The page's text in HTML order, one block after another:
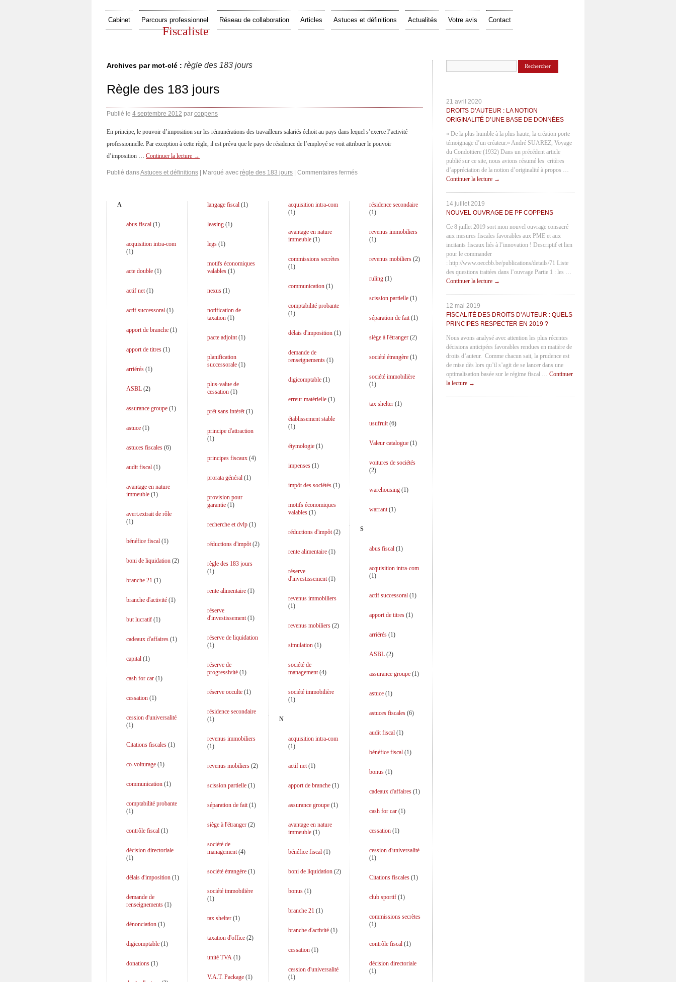
Fiscaliste
Cabinet Parcours professionnel Réseau de collaboration Articles Astuces et définitions Actualités Votre avis Contact
Archives par mot-clé : règle des 183 jours
Règle des 183 jours
Publié le 4 septembre 2012 par coppens
En principe, le pouvoir d’imposition sur les rémunérations des travailleurs salariés échoit au pays dans lequel s’exerce l’activité
professionnelle. Par exception à cette règle, il est prévu que le pays de résidence de l’employé se voit attribuer le pouvoir
d’imposition … Continuer la lecture →
Publié dansAstuces et définitions Marqué avec règle des 183 jours Commentaires fermés
A
abus fiscal (1)
acquisition intra-com
(1)
acte double (1)
actif net(1)
actif successoral (1)
apport de branche (1)
apport de titres (1)
arriérés (1)
ASBL (2)
assurance groupe (1)
astuce (1)
astuces fiscales (6)
audit fiscal (1)
avantage en nature
immeuble (1)
avert.extrait de rôle
(1)
bénéfice fiscal (1)
boni de liquidation (2)
branche 21 (1)
branche d'activité (1)
but lucratif (1)
cadeaux d'affaires (1)
capital (1)
cash for car (1)
cessation (1)
cession d'universalité
(1)
Citations fiscales (1)
co-voiturage (1)
communication (1)
comptabilité probante
(1)
contrôle fiscal (1)
décision directoriale
(1)
délais d'imposition (1)
demande de
renseignements (1)
dénonciation (1)
digicomptable (1)
donations (1)
langage fiscal(1)
leasing(1)
legs(1)
motifs économiques
valables(1)
nexus(1)
notification de
taxation(1)
pacte adjoint(1)
planification
successorale(1)
plus-value de
cessation(1)
prêt sans intérêt(1)
principe d'attraction
(1)
principes fiscaux(4)
prorata général(1)
provision pour
garantie(1)
recherche et dvlp(1)
réductions d'impôt(2)
règle des 183 jours
(1)
rente alimentaire(1)
réserve
d'investissement(1)
réserve de liquidation
(1)
réserve de
progressivité(1)
réserve occulte(1)
résidence secondaire
(1)
revenus immobiliers
(1)
revenus mobiliers(2)
scission partielle(1)
séparation de fait(1)
siège à l'étranger(2)
société de
management(4)
société étrangère(1)
société immobilière
(1)
tax shelter(1)
taxation d'office(2)
unité TVA(1)
V.A.T. Package(1)
acquisition intra-com
(1)
avantage en nature
immeuble(1)
commissions secrètes
(1)
communication(1)
comptabilité probante
(1)
délais d'imposition(1)
demande de
renseignements(1)
digicomptable(1)
erreur matérielle(1)
établissement stable
(1)
étymologie(1)
impenses(1)
impôt des sociétés(1)
motifs économiques
valables(1)
réductions d'impôt(2)
rente alimentaire(1)
réserve
d'investissement(1)
revenus immobiliers
(1)
revenus mobiliers(2)
simulation(1)
société de
management(4)
société immobilière
(1)
N
acquisition intra-com
(1)
actif net(1)
apport de branche(1)
assurance groupe(1)
avantage en nature
immeuble(1)
bénéfice fiscal(1)
boni de liquidation(2)
bonus(1)
branche 21 (1)
branche d'activité(1)
cessation(1)
cession d'universalité
(1)
résidence secondaire
(1)
revenus immobiliers
(1)
revenus mobiliers(2)
ruling(1)
scission partielle(1)
séparation de fait(1)
siège à l'étranger(2)
société étrangère(1)
société immobilière
(1)
tax shelter(1)
usufruit(6)
Valeur catalogue(1)
voitures de sociétés
(2)
warehousing(1)
warrant(1)
S
abus fiscal(1)
acquisition intra-com
(1)
actif successoral(1)
apport de titres(1)
arriérés(1)
ASBL(2)
assurance groupe(1)
astuce(1)
astuces fiscales(6)
audit fiscal(1)
bénéfice fiscal(1)
bonus(1)
cadeaux d'affaires(1)
cash for car(1)
cessation(1)
cession d'universalité
(1)
Citations fiscales(1)
club sportif(1)
commissions secrètes
(1)
contrôle fiscal(1)
décision directoriale
(1)
21 avril 2020
DROITS D’AUTEUR : LA NOTION
ORIGINALITÉ D’UNE BASE DE DONNÉES
« De la plus humble à la plus haute, la création porte
témoignage d’un créateur.» André SUAREZ, Voyage
du Condottiere (1932) Dans un précédent article
publié sur ce site, nous avions résumé les critères
d’appréciation de la notion d’originalité à propos …
Continuer la lecture →
14 juillet 2019
NOUVEL OUVRAGE DE PF COPPENS
Ce 8 juillet 2019 sort mon nouvel ouvrage consacré
aux mesures fiscales favorables aux PME et aux
incitants fiscaux liés à l’innovation ! Descriptif et lien
pour le commander
: http://www.oeccbb.be/publications/details/71 Liste
des questions traitées dans l’ouvrage Partie 1 : les …
Continuer la lecture →
12 mai 2019
FISCALITÉ DES DROITS D’AUTEUR : QUELS
PRINCIPES RESPECTER EN 2019 ?
Nous avons analysé avec attention les plus récentes
décisions anticipées favorables rendues en matière de
droits d’auteur. Comme chacun sait, la prudence est
de mise dès lors qu’il s’agit de se lancer dans une
optimalisation basée sur le régime fiscal …Continuer
la lecture →